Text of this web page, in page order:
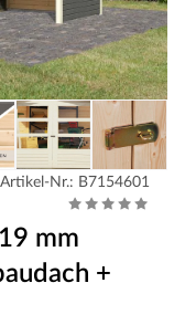
Artikel-Nr.: B7154601
mm
+